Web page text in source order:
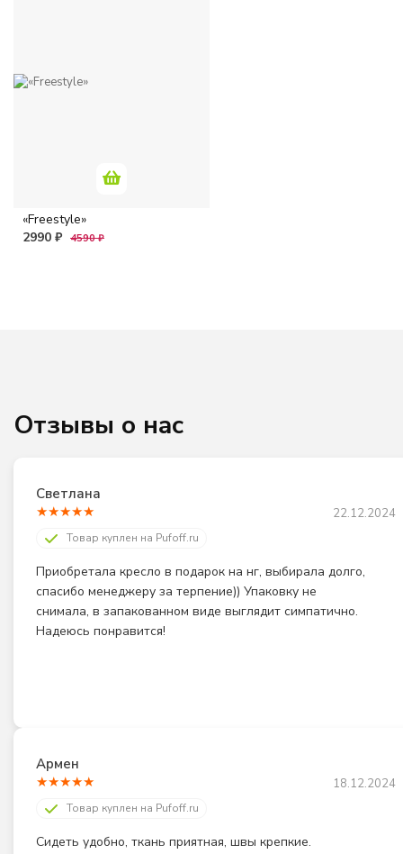
«Freestyle»
2990 ₽ 4590 ₽
Отзывы о нас
Светлана
22.12.2024
★★★★★
Товар куплен на Pufoff.ru
Приобретала кресло в подарок на нг, выбирала долго,
спасибо менеджеру за терпение)) Упаковку не
снимала, в запакованном виде выглядит симпатично.
Надеюсь понравится!
Армен
18.12.2024
★★★★★
Товар куплен на Pufoff.ru
Сидеть удобно, ткань приятная, швы крепкие.